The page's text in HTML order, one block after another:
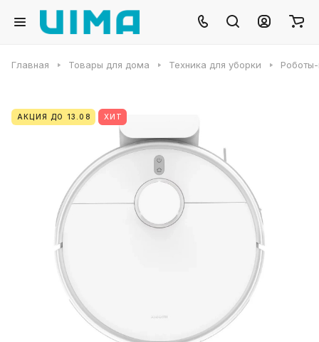
Главная Товары для дома Техника для уборки
АКЦИЯ ДО 13.08 ХИТ